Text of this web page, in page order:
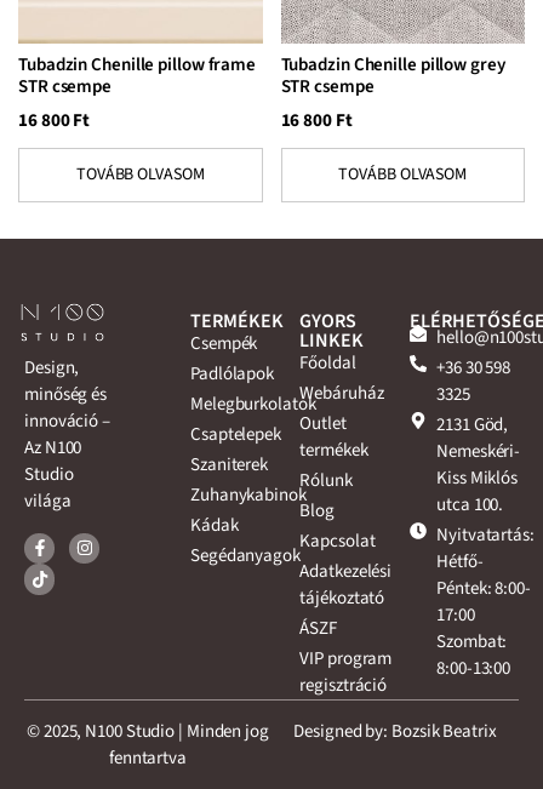
Tubadzin Chenille pillow frame
STR csempe
16 800Ft
TOVÁBB OLVASOM
Tubadzin Chenille pillow grey
STR csempe
16 800Ft
TOVÁBB OLVASOM
Design,
minőség és
innováció –
Az N100
Studio
világa
TERMÉKEK
Csempék
Padlólapok
Melegburkolatok
Csaptelepek
Szaniterek
Zuhanykabinok
Kádak
Segédanyagok
GYORS
LINKEK
Főoldal
Webáruház
Outlet
termékek
Rólunk
Blog
Kapcsolat
Adatkezelési
tájékoztató
ÁSZF
VIP program
regisztráció
+36 30 598
3325
2131 Göd,
Nemeskéri-
Kiss Miklós
utca 100.
Nyitvatartás:
Hétfő-
Péntek: 8:00-
17:00
Szombat:
8:00-13:00
© 2025, N100 Studio | Minden jog
fenntartva
Designed by: Bozsik Beatrix